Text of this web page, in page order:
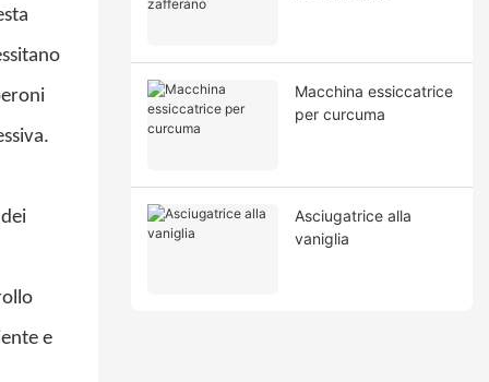
e
Macchina essiccatrice
per curcuma
Asciugatrice alla
vaniglia